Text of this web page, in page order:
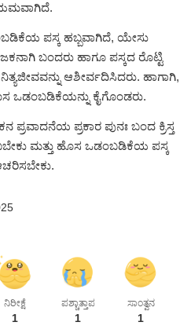
ಪಸ್ಕ ಹಬ್ಬವಾಗಿದೆ, ಯೇಸು
ಬಂದರು ಹಾಗೂ ಪಸ್ಕದ ರೊಟ್ಟಿ
ಆಶೀರ್ವದಿಸಿದರು. ಹಾಗಾಗಿ,
ಒಡಂಬಡಿಕೆಯನ್ನು ಕೈಗೊಂಡರು.
ಪ್ರವಾದನೆಯ ಪ್ರಕಾರ ಪುನಃ ಬಂದ ಕ್ರಿಸ್ತ
ಮತ್ತು ಹೊಸ ಒಡಂಬಡಿಕೆಯ ಪಸ್ಕ
ನಿರೀಕ್ಷೆ
1
ಪಶ್ಚಾತ್ತಾಪ
1
ಸಾಂತ್ವನ
1